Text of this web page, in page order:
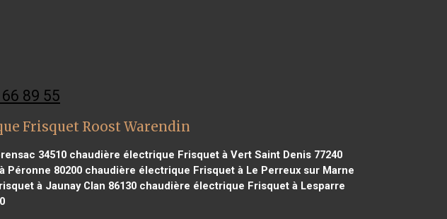
89 55
Frisquet Roost Warendin
34510 chaudière électrique Frisquet à Vert Saint Denis 77240
80200chaudière électrique Frisquet à Le Perreux sur Marne
à Jaunay Clan 86130chaudière électrique Frisquet à Lesparre